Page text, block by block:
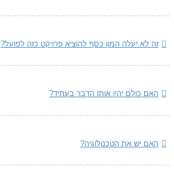
זה לא יעלה המון כסף להוציא פרויקט כזה לפועל?
האם כולם יהיו אותו הדבר בעתיד?
האם יש את הטכנולוגיה?